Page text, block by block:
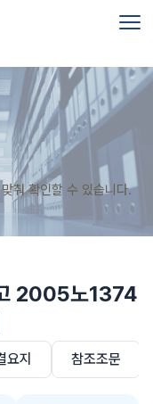
춰 확인할 수 있습니다.
2005노1374
요지 참조조문